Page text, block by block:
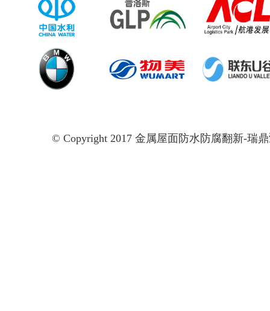
© Copyright 2017 金属屋面防水防腐翻新-瑞